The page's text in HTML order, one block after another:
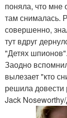
поняла, что мне
там снималась.
совершенно,
тут вдруг
"Детях
Заодно
вылезает "кто
решила
Jack